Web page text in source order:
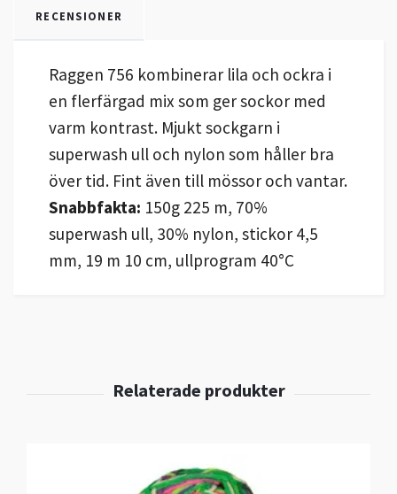
RECENSIONER
Raggen 756 kombinerar lila och ockra i
en flerfärgad mix som ger sockor med
varm kontrast. Mjukt sockgarn i
superwash ull och nylon som håller bra
över tid. Fint även till mössor och vantar.
Snabbfakta: 150g 225 m, 70%
superwash ull, 30% nylon, stickor 4,5
mm, 19 m 10 cm, ullprogram 40°C